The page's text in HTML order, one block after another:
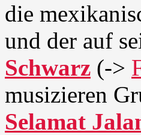
die
und der auf
Schwarz (->
musizieren
Selamat